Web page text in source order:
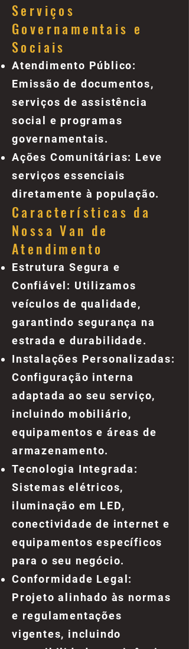
Serviços
Governamentais e
Sociais
Atendimento Público:
Emissão de documentos,
serviços de assistência
social e programas
governamentais.
Ações Comunitárias: Leve
serviços essenciais
diretamente à população.
Características da
Nossa Van de
Atendimento
Estrutura Segura e
Confiável: Utilizamos
veículos de qualidade,
garantindo segurança na
estrada e durabilidade.
Instalações Personalizadas:
Configuração interna
adaptada ao seu serviço,
incluindo mobiliário,
equipamentos e áreas de
armazenamento.
Tecnologia Integrada:
Sistemas elétricos,
iluminação em LED,
conectividade de internet e
equipamentos específicos
para o seu negócio.
Conformidade Legal:
Projeto alinhado às normas
e regulamentações
vigentes, incluindo